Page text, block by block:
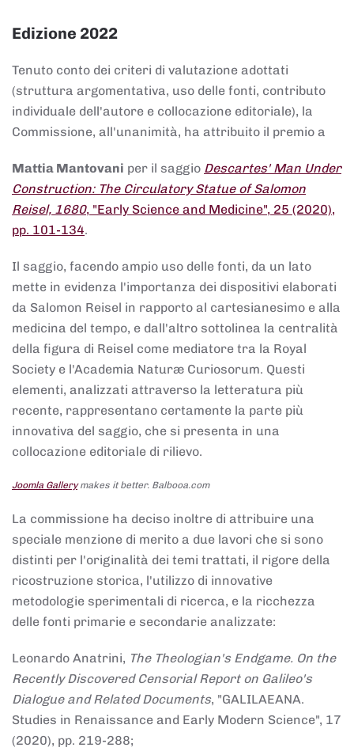
Edizione 2022
Tenuto conto dei criteri di valutazione adottati
(struttura argomentativa, uso delle fonti, contributo
individuale dell'autore e collocazione editoriale), la
Commissione, all'unanimità, ha attribuito il premio a
Mattia Mantovani per il saggio Descartes' Man Under
Construction: The Circulatory Statue of Salomon
Reisel, 1680, "Early Science and Medicine", 25 (2020),
pp. 101-134.
Il saggio, facendo ampio uso delle fonti, da un lato
mette in evidenza l'importanza dei dispositivi elaborati
da Salomon Reisel in rapporto al cartesianesimo e alla
medicina del tempo, e dall'altro sottolinea la centralità
della figura di Reisel come mediatore tra la Royal
Society e l'Academia Naturæ Curiosorum. Questi
elementi, analizzati attraverso la letteratura più
recente, rappresentano certamente la parte più
innovativa del saggio, che si presenta in una
collocazione editoriale di rilievo.
Joomla Gallerymakes it better. Balbooa.com
La commissione ha deciso inoltre di attribuire una
speciale menzione di merito a due lavori che si sono
distinti per l'originalità dei temi trattati, il rigore della
ricostruzione storica, l'utilizzo di innovative
metodologie sperimentali di ricerca, e la ricchezza
delle fonti primarie e secondarie analizzate:
Leonardo Anatrini, The Theologian's Endgame. On the
Recently Discovered Censorial Report on Galileo's
Dialogue and Related Documents, "GALILAEANA.
Studies in Renaissance and Early Modern Science", 17
(2020), pp. 219-288;